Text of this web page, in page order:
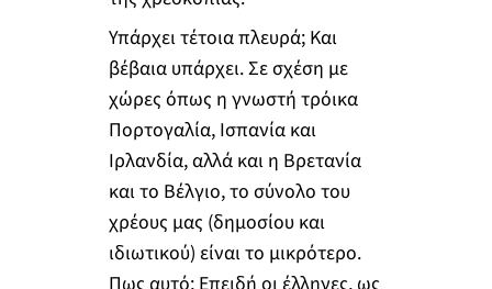
Υπάρχει τέτοια πλευρά; Και
βέβαια υπάρχει. Σε σχέση με
χώρες όπως η γνωστή τρόικα
Πορτογαλία, Ισπανία και
Ιρλανδία, αλλά και η Βρετανία
και το Βέλγιο, το σύνολο του
χρέους μας (δημοσίου και
ιδιωτικού) είναι το μικρότερο.